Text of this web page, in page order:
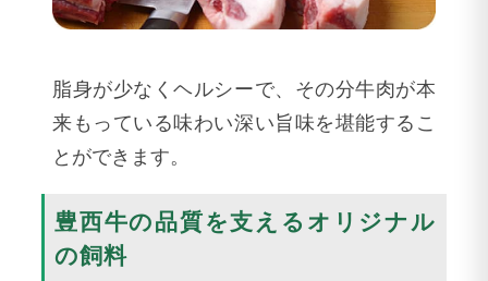
脂身が少なくヘルシーで、その分牛肉が本
来もっている味わい深い旨味を堪能するこ
とができます。
豊西牛の品質を支えるオリジナル
の飼料